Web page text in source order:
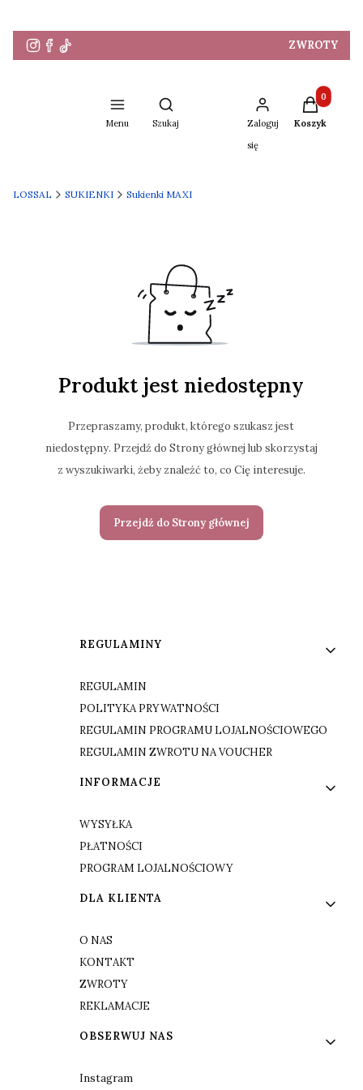
ZWROTY
Menu
Otwórz wyszukiwarkę
Szukaj
Zaloguj
się
Produkty
Koszyk
LOSSAL SUKIENKI Sukienki MAXI
Produkt jest niedostępny
Przepraszamy, produkt, którego szukasz jest
niedostępny. Przejdź do Strony głównej lub skorzystaj
z wyszukiwarki, żeby znaleźć to, co Cię interesuje.
Przejdź do Strony głównej
Linki w stopce
REGULAMINY
REGULAMIN
POLITYKA PRYWATNOŚCI
REGULAMIN PROGRAMU LOJALNOŚCIOWEGO
REGULAMIN ZWROTU NA VOUCHER
INFORMACJE
WYSYŁKA
PŁATNOŚCI
PROGRAM LOJALNOŚCIOWY
DLA KLIENTA
O NAS
KONTAKT
ZWROTY
REKLAMACJE
OBSERWUJ NAS
Instagram